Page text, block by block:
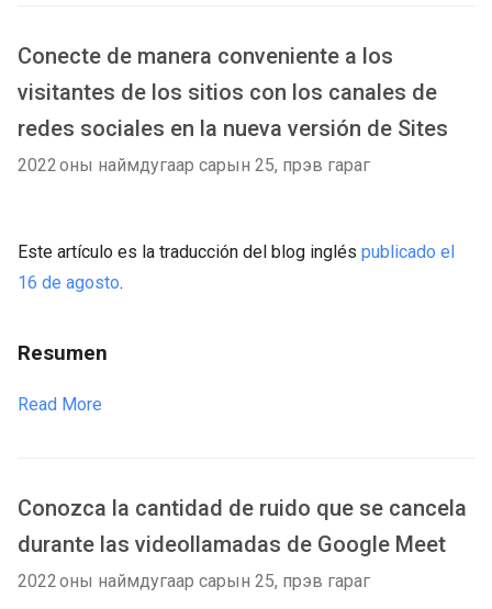
Conecte de manera conveniente a los
visitantes de los sitios con los canales de
redes sociales en la nueva versión de Sites
2022 оны наймдугаар сарын 25, пүрэв гараг
Este artículo es la traducción del blog inglés publicado el
16 de agosto.
Resumen
Read More
Conozca la cantidad de ruido que se cancela
durante las videollamadas de Google Meet
2022 оны наймдугаар сарын 25, пүрэв гараг